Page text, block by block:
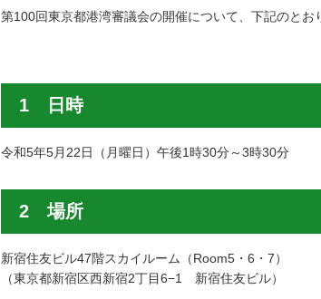
第100回東京都港湾審議会の開催について、下記のとお
1 日時
令和5年5月22日（月曜日）午後1時30分～3時30分
2 場所
新宿住友ビル47階スカイルーム（Room5・6・7）
（東京都新宿区西新宿2丁目6−1 新宿住友ビル）